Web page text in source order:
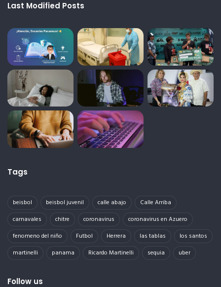
Last Modified Posts
Tags
beisbol beisbol juvenil calle abajo
Calle Arriba
carnavales
chitre coronavirus
coronavirus en Azuero
fenomeno del niño
Futbol Herrera las tablas
los santos
martinelli
panama Ricardo Martinelli sequia uber
Follow us